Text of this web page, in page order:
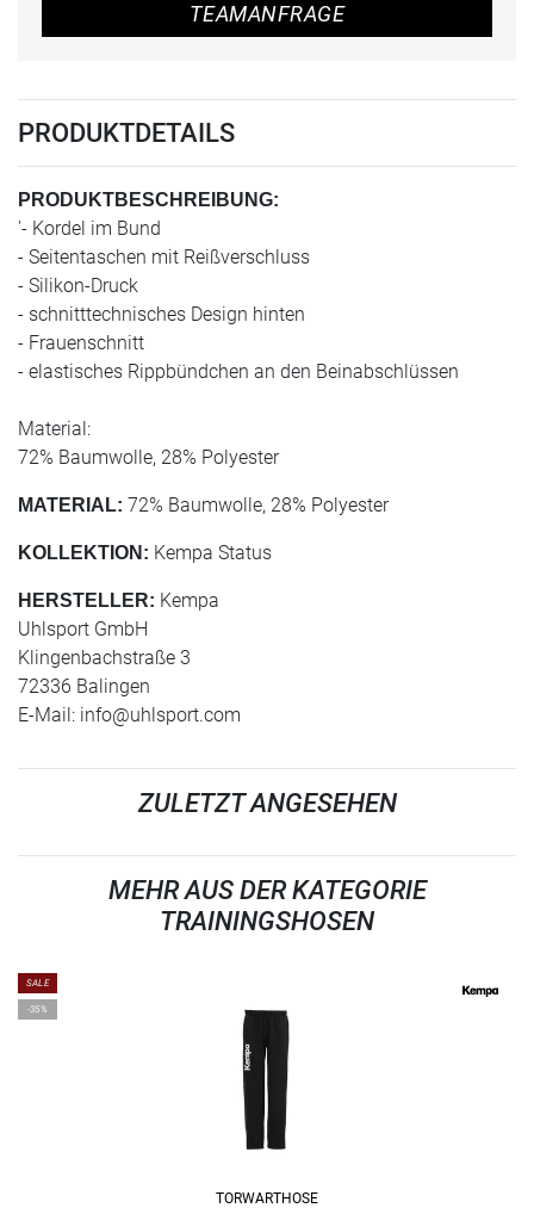
TEAMANFRAGE
PRODUKTDETAILS
PRODUKTBESCHREIBUNG:
'- Kordel im Bund
- Seitentaschen mit Reißverschluss
- Silikon-Druck
- schnitttechnisches Design hinten
- Frauenschnitt
- elastisches Rippbündchen an den Beinabschlüssen
Material:
72% Baumwolle, 28% Polyester
MATERIAL: 72% Baumwolle, 28% Polyester
KOLLEKTION: Kempa Status
HERSTELLER: Kempa
Uhlsport GmbH
Klingenbachstraße 3
72336 Balingen
E-Mail: info@uhlsport.com
ZULETZT ANGESEHEN
MEHR AUS DER KATEGORIE
TRAININGSHOSEN
SALE
-35%
TORWARTHOSE